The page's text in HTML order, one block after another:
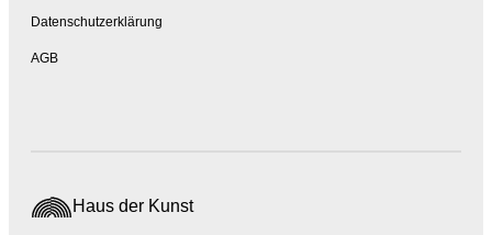
Datenschutzerklärung
AGB
Haus der Kunst